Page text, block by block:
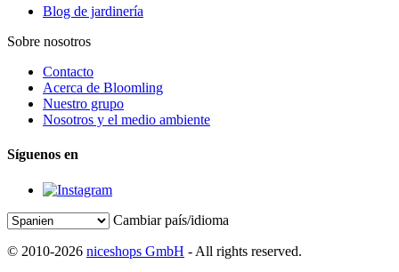
Blog de jardinería
Sobre nosotros
Contacto
Acerca de Bloomling
Nuestro grupo
Nosotros y el medio ambiente
Síguenos en
Cambiar país/idioma
© 2010-2026 niceshops GmbH - All rights reserved.